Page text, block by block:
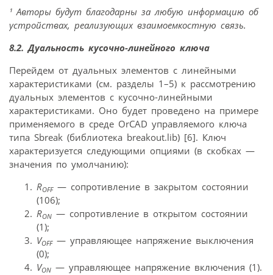
¹ Авторы будут благодарны за любую информацию об
устройствах, реализующих взаимоемкостную связь.
8.2. Дуальность кусочно-линейного ключа
Перейдем от дуальных элементов с линейными
характеристиками (см. разделы 1–5) к рассмотрению
дуальных элементов с кусочно-линейными
характеристиками. Оно будет проведено на примере
применяемого в среде OrCAD управляемого ключа
типа Sbreak (библиотека breakout.lib) [6]. Ключ
характеризуется следующими опциями (в скобках —
значения по умолчанию):
ROFF— сопротивление в закрытом состоянии
(106);
RON — сопротивление в открытом состоянии
(1);
VOFF— управляющее напряжение выключения
(0);
VON — управляющее напряжение включения (1).